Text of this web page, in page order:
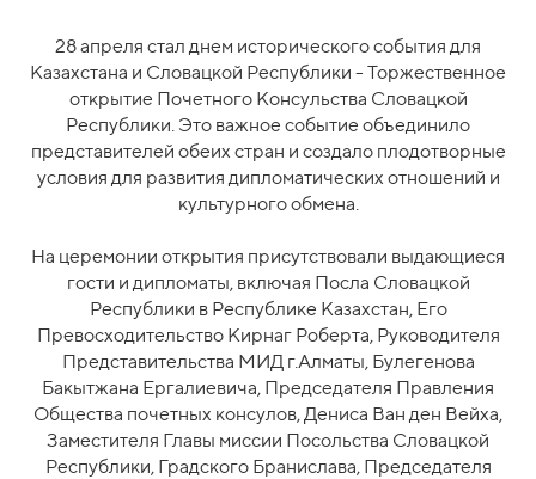
28 апреля стал днем исторического события для
Казахстана и Словацкой Республики - Торжественное
открытие Почетного Консульства Словацкой
Республики. Это важное событие объединило
представителей обеих стран и создало плодотворные
условия для развития дипломатических отношений и
культурного обмена.
На церемонии открытия присутствовали выдающиеся
гости и дипломаты, включая Посла Словацкой
Республики в Республике Казахстан, Его
Превосходительство Кирнаг Роберта, Руководителя
Представительства МИД г.Алматы, Булегенова
Бакытжана Ергалиевича, Председателя Правления
Общества почетных консулов, Дениса Ван ден Вейха,
Заместителя Главы миссии Посольства Словацкой
Республики, Градского Бранислава, Председателя